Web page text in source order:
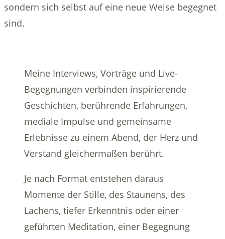
sondern sich selbst auf eine neue Weise begegnet
sind.
Meine Interviews, Vorträge und Live-
Begegnungen verbinden inspirierende
Geschichten, berührende Erfahrungen,
mediale Impulse und gemeinsame
Erlebnisse zu einem Abend, der Herz und
Verstand gleichermaßen berührt.
Je nach Format entstehen daraus
Momente der Stille, des Staunens, des
Lachens, tiefer Erkenntnis oder einer
geführten Meditation, einer Begegnung